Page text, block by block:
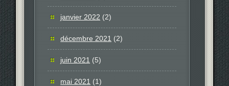
janvier 2022 (2)
décembre 2021 (2)
juin 2021 (5)
mai 2021 (1)